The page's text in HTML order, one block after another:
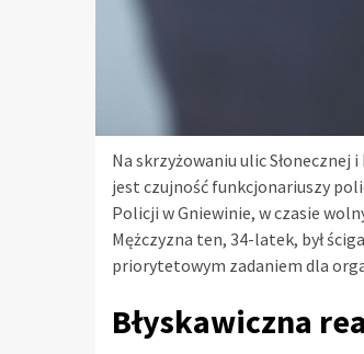
Na skrzyżowaniu ulic
jest czujność funkcjonariuszy
Policji w Gniewinie, w czasie
Mężczyzna ten, 34-latek, był
priorytetowym zadaniem dla
Błyskawiczna